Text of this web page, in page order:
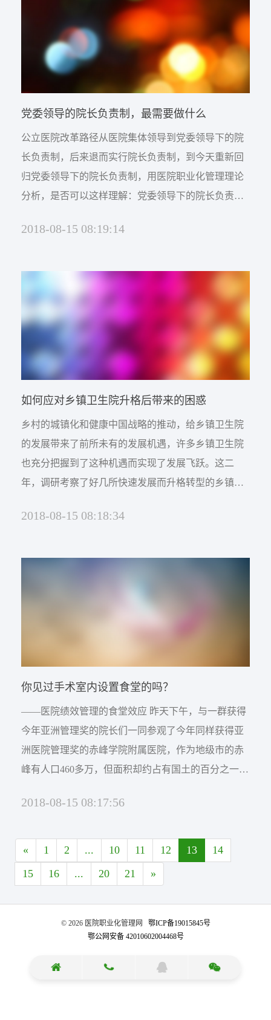
们的医学人文气息十分浓厚，特别是科主任们都有着
扎实的管理人文功底。...
党委领导的院长负责制，最需要做什么
公立医院改革路径从医院集体领导到党委领导下的院
长负责制，后来退而实行院长负责制，到今天重新回
归党委领导下的院长负责制，用医院职业化管理理论
分析，是否可以这样理解：党委领导下的院长负责制
业化目标，而集体领导则才是真正的组织职业化目
分步走的战略，由岗位职业化建设做起，再进行团队
职业化建设，最后实现公立医院的组织职业化的目
2018-08-15 08:19:14
如何应对乡镇卫生院升格后带来的困惑
乡村的城镇化和健康中国战略的推动，给乡镇卫生院
的发展带来了前所未有的发展机遇，许多乡镇卫生院
也充分把握到了这种机遇而实现了发展飞跃。这二
年，调研考察了好几所快速发展而升格转型的乡镇卫
不少困惑，下面就此做一些分享。 困惑一：卫生院还
的成了专科医院，但是否还要保留卫生院呢？这就要
2018-08-15 08:18:34
你见过手术室内设置食堂的吗？
——医院绩效管理的食堂效应 昨天下午，与一群获得
今年亚洲管理奖的院长们一同参观了今年同样获得亚
洲医院管理奖的赤峰学院附属医院，作为地级市的赤
峰有人口460多万，但面积却约占有国土的百分之一。
间的发展，到现在有开放床位2200张，在职职工2474
大中手术2万多例，如此良好的发展，从医院管理的内
功...
2018-08-15 08:17:56
« 1 2 ... 10 11 12 13
14
15
16 ... 20 21 »
©️ 2026 医院职业化管理网 鄂ICP备19015845号
鄂公网安备 42010602004468号